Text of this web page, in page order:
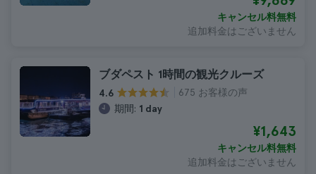
キャンセル料無料
追加料金はございません
ブダペスト 1時間の観光クルーズ
4.6
675 お客様の声
期間: 1 day
¥1,643
キャンセル料無料
追加料金はございません